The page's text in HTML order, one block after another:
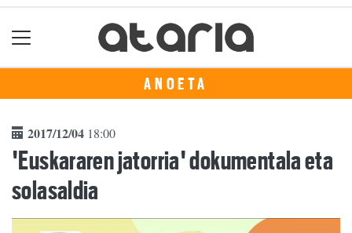
ANOETA
2017/12/04 18:00
'Euskararen jatorria' dokumentala eta
solasaldia